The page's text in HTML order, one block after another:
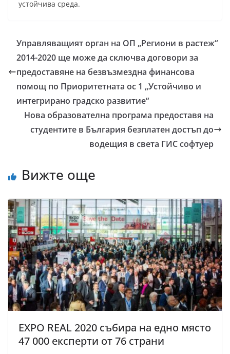
устойчива среда.
Управляващият орган на ОП „Региони в растеж“
2014-2020 ще може да сключва договори за
предоставяне на безвъзмездна финансова
помощ по Приоритетната ос 1 „Устойчиво и
интегрирано градско развитие“
Нова образователна програма предоставя на
студентите в България безплатен достъп до
водещия в света ГИС софтуер
Вижте още
EXPO REAL 2020 събира на едно място
47 000 експерти от 76 страни